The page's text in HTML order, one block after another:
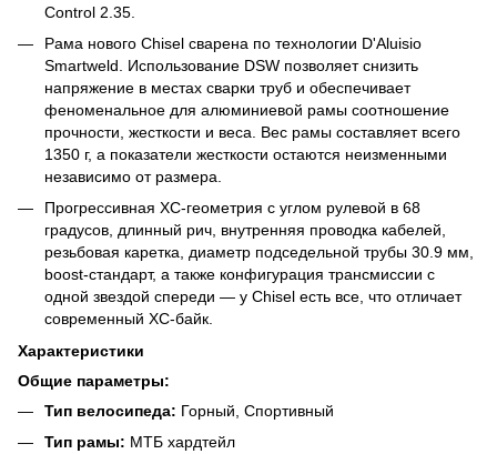
Control 2.35.
Рама нового Chisel сварена по технологии D'Aluisio
Smartweld. Использование DSW позволяет снизить
напряжение в местах сварки труб и обеспечивает
феноменальное для алюминиевой рамы соотношение
прочности, жесткости и веса. Вес рамы составляет всего
1350 г, а показатели жесткости остаются неизменными
независимо от размера.
Прогрессивная XC-геометрия с углом рулевой в 68
градусов, длинный рич, внутренняя проводка кабелей,
резьбовая каретка, диаметр подседельной трубы 30.9 мм,
boost-стандарт, а также конфигурация трансмиссии с
одной звездой спереди — у Chisel есть все, что отличает
современный XC-байк.
Характеристики
Общие параметры:
Тип велосипеда: Горный, Спортивный
Тип рамы: МТБ хардтейл